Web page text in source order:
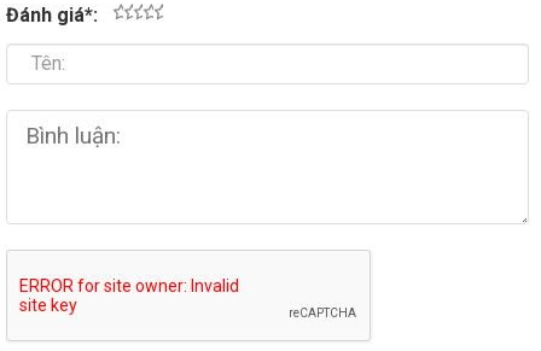
Đánh giá*: